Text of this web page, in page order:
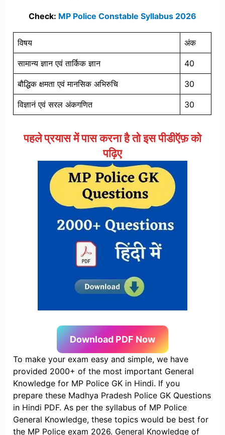
Check: MP Police Constable Syllabus 2026
विषय अंक
सामान्य ज्ञान एवं तार्किक ज्ञान 40
बौद्धिक क्षमता एवं मानसिक अभिरुचि 30
विज्ञानं एवं सरल अंकगणित 30
पहले प्रयास में पास करना है तो इस पीडीऍफ़ को
पढ़िए
Download PDF Now
To make your exam easy and simple, we have
provided 2000+ of the most important General
Knowledge for MP Police GK in Hindi. If you
prepare these Madhya Pradesh Police GK Questions
in Hindi PDF. As per the syllabus of MP Police
General Knowledge, these topics would be best for
the MP Police exam 2026. General Knowledge of